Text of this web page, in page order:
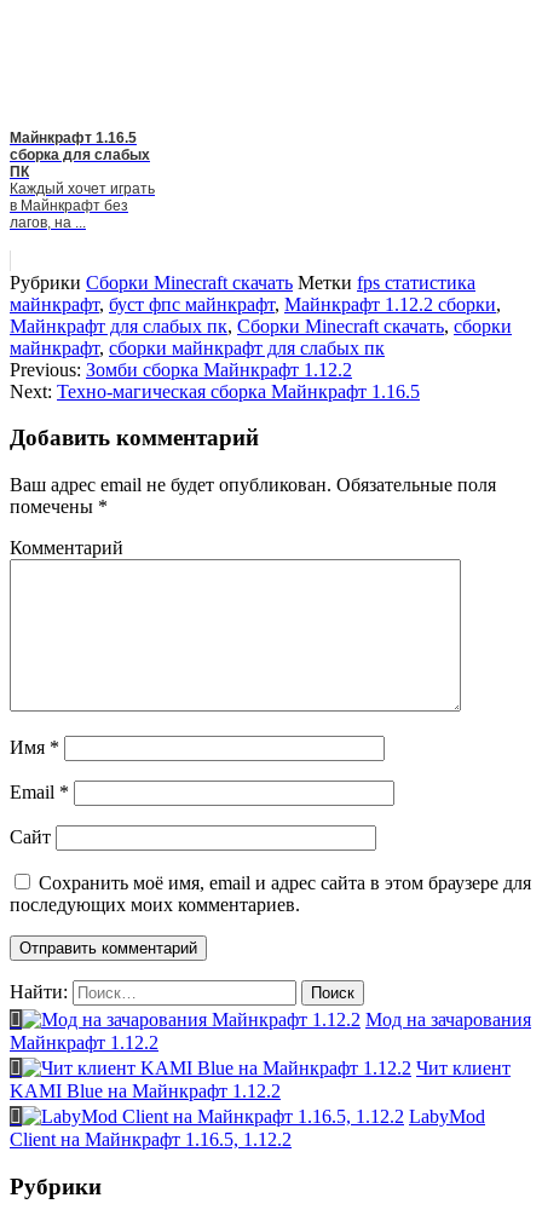
Майнкрафт 1.16.5
сборка для слабых
ПК
Каждый хочет играть
в Майнкрафт без
лагов, на ...
Рубрики Сборки Minecraft скачать Метки fps статистика
майнкрафт, буст фпс майнкрафт, Майнкрафт 1.12.2 сборки,
Майнкрафт для слабых пк, Сборки Minecraft скачать, сборки
майнкрафт, сборки майнкрафт для слабых пк
Previous: Зомби сборка Майнкрафт 1.12.2
Next: Техно-магическая сборка Майнкрафт 1.16.5
Добавить комментарий
Ваш адрес email не будет опубликован. Обязательные поля
помечены *
Комментарий
Имя *
Email *
Сайт
Сохранить моё имя, email и адрес сайта в этом браузере для
последующих моих комментариев.
Найти:
Мод на зачарования
Майнкрафт 1.12.2
Чит клиент
KAMI Blue на Майнкрафт 1.12.2
LabyMod
Client на Майнкрафт 1.16.5, 1.12.2
Рубрики